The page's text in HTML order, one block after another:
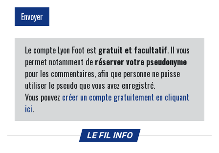
Le compte Lyon Foot est gratuit et facultatif. Il vous
permet notamment de réserver votre pseudonyme
pour les commentaires, afin que personne ne puisse
utiliser le pseudo que vous avez enregistré.
Vous pouvez créer un compte gratuitement en cliquant
ici.
LE FIL INFO